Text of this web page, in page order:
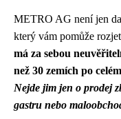
METRO AG není jen
který vám pomůže
má za sebou
než 30 zemích po
Nejde jim jen o prodej
gastru nebo